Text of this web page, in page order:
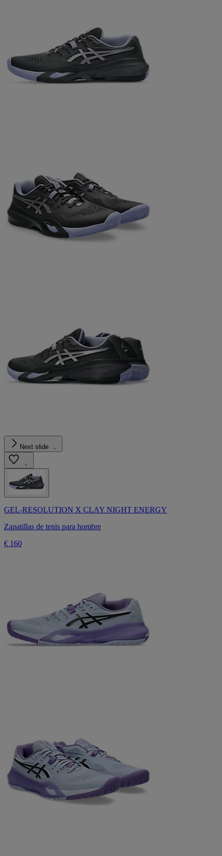
Next slide
GEL-RESOLUTION X CLAY NIGHT ENERGY
Zapatillas de tenis para hombre
€ 160